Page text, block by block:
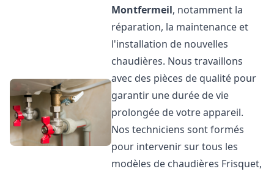
Montfermeil, notamment la
réparation, la maintenance et
l'installation de nouvelles
chaudières. Nous travaillons
avec des pièces de qualité pour
garantir une durée de vie
prolongée de votre appareil.
Nos techniciens sont formés
pour intervenir sur tous les
modèles de chaudières Frisquet,